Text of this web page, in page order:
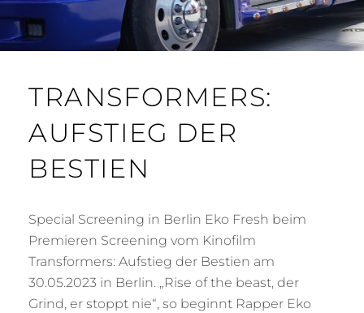
TRANSFORMERS:
AUFSTIEG DER
BESTIEN
Special Screening in Berlin Eko Fresh beim
Premieren Screening vom Kinofilm
Transformers: Aufstieg der Bestien am
30.05.2023 in Berlin. „Rise of the beast, der
Grind, er stoppt nie“, so beginnt Rapper Eko